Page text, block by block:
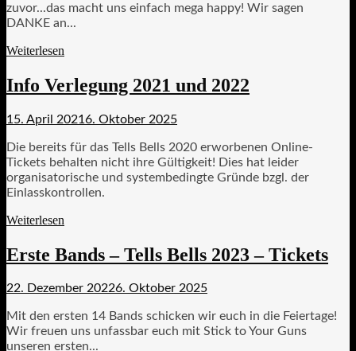
zuvor...das macht uns einfach mega happy! Wir sagen
DANKE an...
Weiterlesen
Info Verlegung 2021 und 2022
15. April 2021 6. Oktober 2025
Die bereits für das Tells Bells 2020 erworbenen Online-
Tickets behalten nicht ihre Gültigkeit! Dies hat leider
organisatorische und systembedingte Gründe bzgl. der
Einlasskontrollen.
Weiterlesen
Erste Bands – Tells Bells 2023 – Tickets
22. Dezember 20226. Oktober 2025
Mit den ersten 14 Bands schicken wir euch in die Feiertage!
Wir freuen uns unfassbar euch mit Stick to Your Guns
unseren ersten...